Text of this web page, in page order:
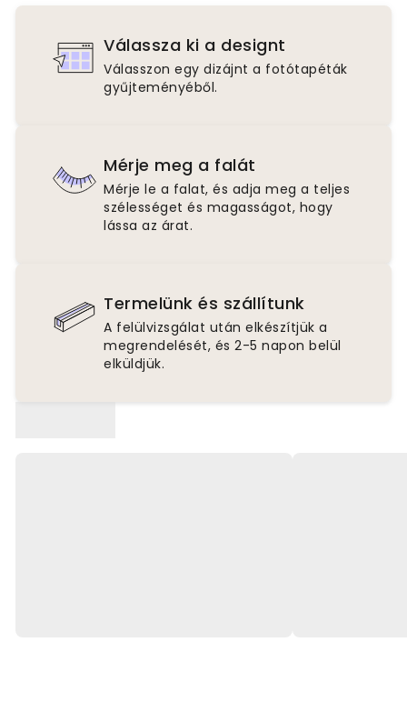
Válassza ki a designt
Válasszon egy dizájnt a fotótapéták
gyűjteményéből.
Mérje meg a falát
Mérje le a falat, és adja meg a teljes
szélességet és magasságot, hogy
lássa az árat.
Termelünk és szállítunk
A felülvizsgálat után elkészítjük a
megrendelését, és 2-5 napon belül
elküldjük.